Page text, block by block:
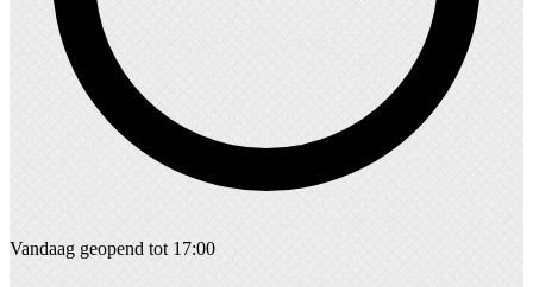
Vandaag geopend tot 17:00